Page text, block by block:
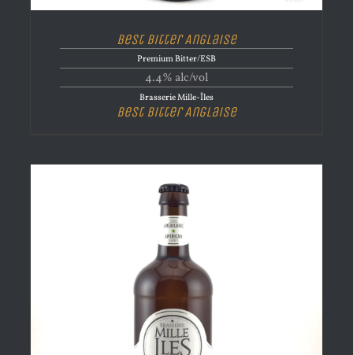
Best Bitter Anglaise
Premium Bitter/ESB
4.4% alc/vol
Brasserie Mille-Îles
Best Bitter Anglaise